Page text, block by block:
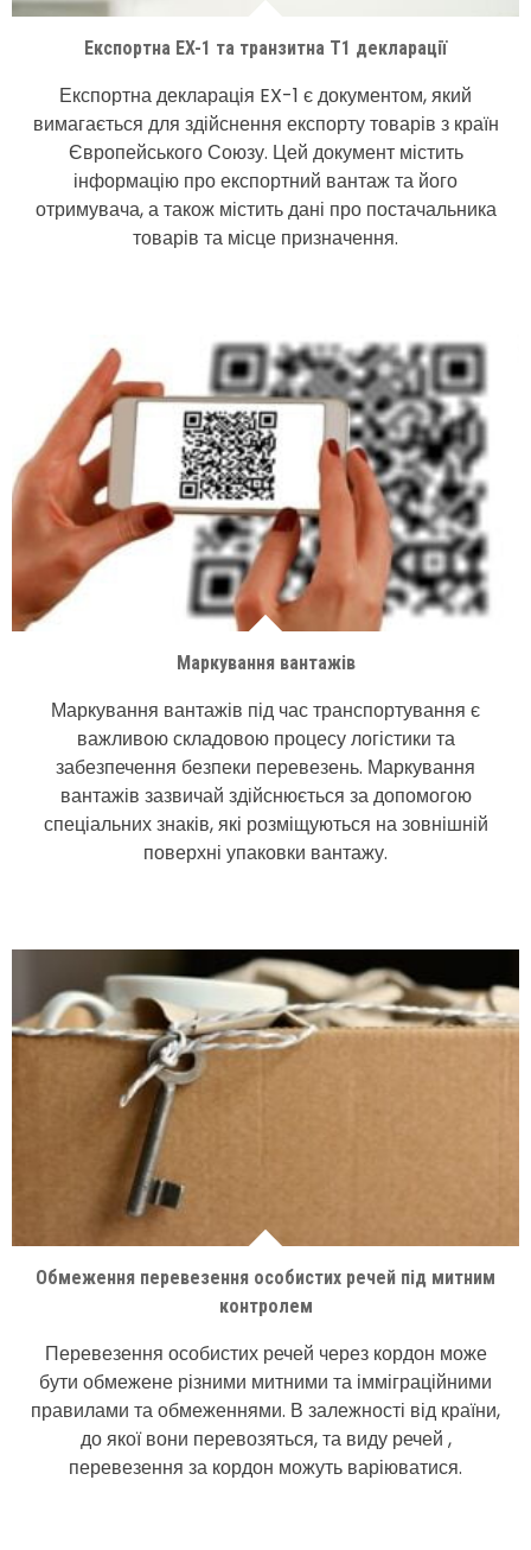
Експортна EX-1 та транзитна Т1 декларації
Експортна декларація EX-1 є документом, який
вимагається для здійснення експорту товарів з країн
Європейського Союзу. Цей документ містить
інформацію про експортний вантаж та його
отримувача, а також містить дані про постачальника
товарів та місце призначення.
Маркування вантажів
Маркування вантажів під час транспортування є
важливою складовою процесу логістики та
забезпечення безпеки перевезень. Маркування
вантажів зазвичай здійснюється за допомогою
спеціальних знаків, які розміщуються на зовнішній
поверхні упаковки вантажу.
Обмеження перевезення особистих речей під митним
контролем
Перевезення особистих речей через кордон може
бути обмежене різними митними та імміграційними
правилами та обмеженнями. В залежності від країни,
до якої вони перевозяться, та виду речей ,
перевезення за кордон можуть варіюватися.